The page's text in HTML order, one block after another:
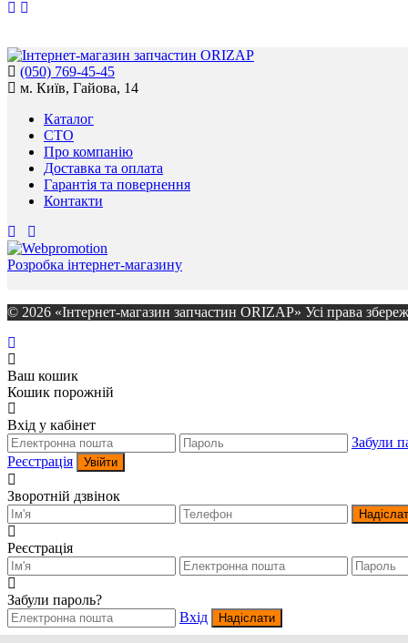
(050) 769-45-45
м. Київ, Гайова, 14
Каталог
СТО
Про компанію
Доставка та оплата
Гарантія та повернення
Контакти
Розробка інтернет-магазину
© 2026 «Інтернет-магазин запчастин ORIZAP» Усі права
Ваш кошик
Кошик порожній
Вхід у кабінет
Забули
Реєстрація
Увійти
Зворотній дзвінок
Реєстрація
Забули пароль?
Вхід
Надіслати